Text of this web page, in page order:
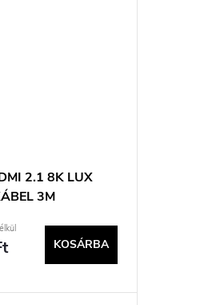
2.1 8K LUX
3M
KOSÁRBA